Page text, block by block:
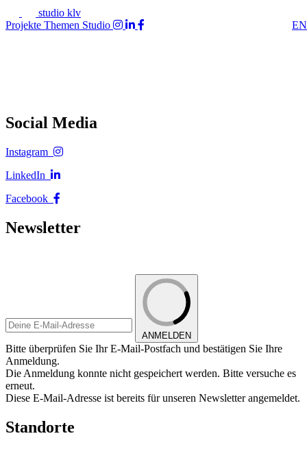
studio klv
Projekte Themen Studio EN
Social Media
Instagram
LinkedIn
Facebook
Newsletter
ANMELDEN
Bitte überprüfen Sie Ihr E-Mail-Postfach und bestätigen Sie Ihre
Anmeldung.
Die Anmeldung konnte nicht gespeichert werden. Bitte versuche es
erneut.
Diese E-Mail-Adresse ist bereits für unseren Newsletter angemeldet.
Standorte